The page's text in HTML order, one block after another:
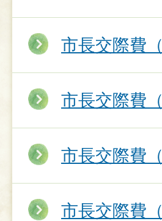
市長交際費
市長交際費
市長交際費
市長交際費